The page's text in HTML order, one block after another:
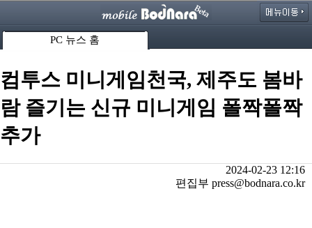
PC 뉴스 홈
컴투스 미니게임천국, 제주도 봄바
람 즐기는 신규 미니게임 폴짝폴짝
추가
2024-02-23 12:16
편집부 press@bodnara.co.kr